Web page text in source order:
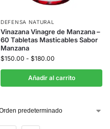
DEFENSA NATURAL
Vinazana Vinagre de Manzana –
60 Tabletas Masticables Sabor
Manzana
$150.00 - $180.00
Añadir al carrito